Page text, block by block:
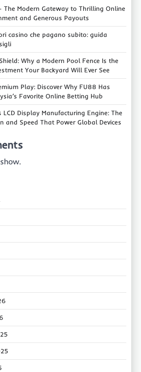
The Modern Gateway to Thrilling Online
and Generous Payouts
casino che pagano subito: guida
Why a Modern Pool Fence Is the
Your Backyard Will Ever See
Play: Discover Why FU88 Has
Favorite Online Betting Hub
LCD Display Manufacturing Engine: The
and Speed That Power Global Devices